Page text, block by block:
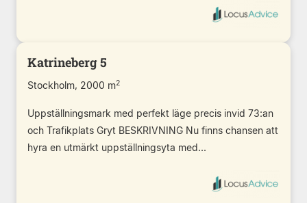
Katrineberg 5
Stockholm, 2000 m2
Uppställningsmark med perfekt läge precis invid 73:an
och Trafikplats Gryt BESKRIVNING Nu finns chansen att
hyra en utmärkt uppställningsyta med...